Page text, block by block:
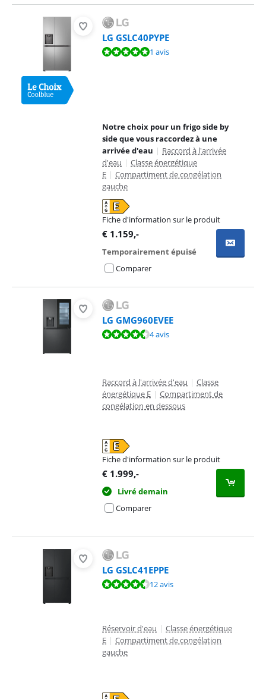
LG GSLC40PYPE
La note est de 10 sur 10, basée sur 1 avis.1 avis
Notre choix pour un frigo side by
side que vous raccordez à une
arrivée d'eau | Raccord à l'arrivée
d'eau | Classe énergétique
E | Compartiment de congélation
gauche
Fiche d'information sur le produit
s'ouvre dans un nouvel onglet
€ 1.159,-
Temporairement épuisé
Comparer
LG GMG960EVEE
La note est de 9,4 sur 10, basée sur 4 avis.4 avis
Raccord à l'arrivée d'eau | Classe
énergétique E | Compartiment de
congélation en dessous
Fiche d'information sur le produit
s'ouvre dans un nouvel onglet
€ 1.999,-
Livré demain
Comparer
LG GSLC41EPPE
La note est de 9,3 sur 10, basée sur 12 avis.12 avis
Réservoir d'eau | Classe énergétique
E | Compartiment de congélation
gauche